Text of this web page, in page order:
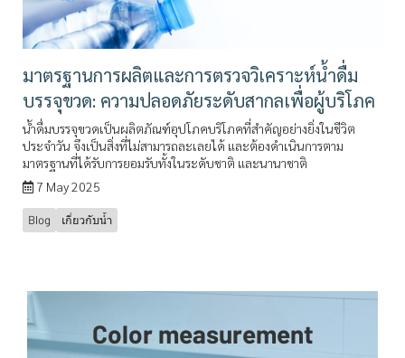
มาตรฐานการผลิตและการตรวจวิเคราะห์น้ำดื่ม
บรรจุขวด: ความปลอดภัยระดับสากลเพื่อผู้บริโภค
น้ำดื่มบรรจุขวดเป็นผลิตภัณฑ์อุปโภคบริโภคที่สำคัญอย่างยิ่งในชีวิต
ประจำวัน จึงเป็นสิ่งที่ไม่สามารถละเลยได้ และต้องดำเนินการตาม
มาตรฐานที่ได้รับการยอมรับทั้งในระดับชาติ และนานาชาติ
7 May 2025
Blog เกี่ยวกับน้ำ
Color measurement